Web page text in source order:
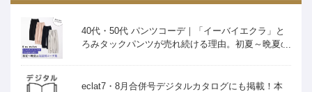
40代・50代 パンツコーデ｜「イーバイエクラ」と
ろみタックパンツが売れ続ける理由。初夏～晩夏の
eclat7・8月合併号デジタルカタログにも掲載！本